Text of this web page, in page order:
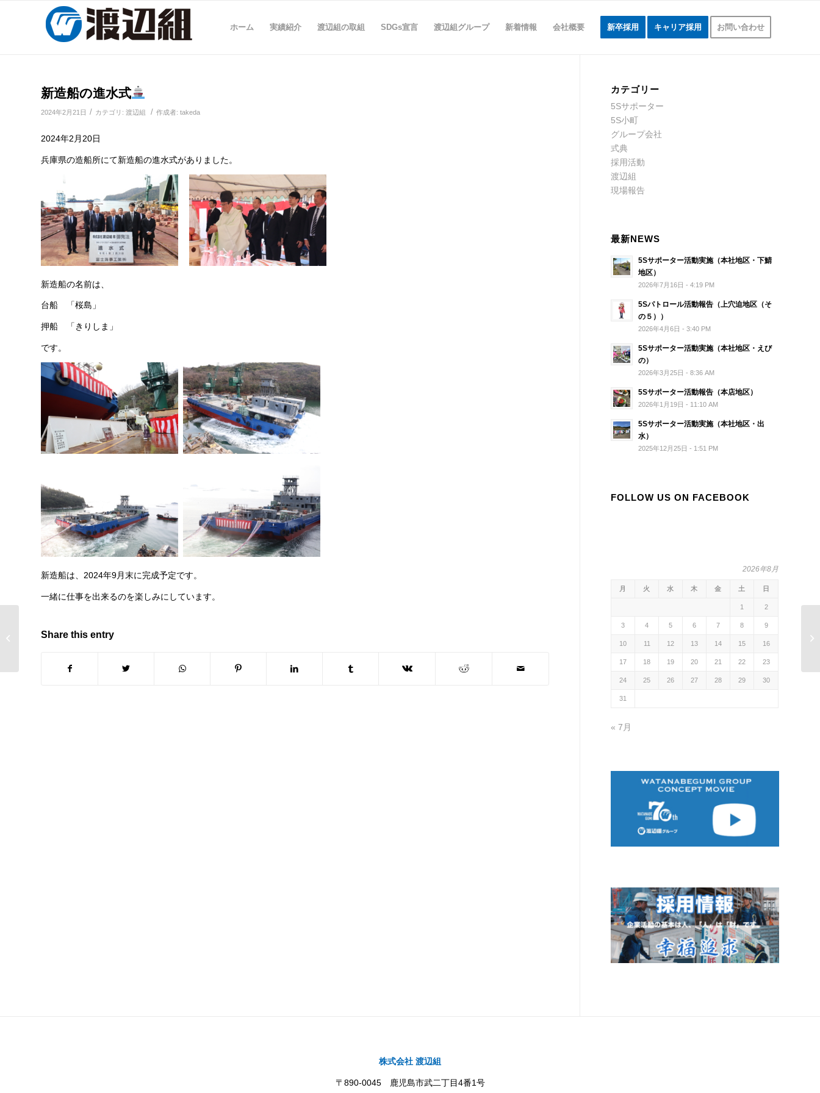
ホーム 実績紹介 渡辺組の取組 SDGs宣言 渡辺組グループ 新着情報 会社概要 新卒採用 キャリア採用 お問い合わせ
新造船の進水式
2024年2月21日 / カテゴリ: 渡辺組 / 作成者: takeda
2024年2月20日
兵庫県の造船所にて新造船の進水式がありました。
新造船の名前は、
台船 「桜島」
押船 「きりしま」
です。
新造船は、2024年9月末に完成予定です。
一緒に仕事を出来るのを楽しみにしています。
Share this entry
カテゴリー
5Sサポーター
5S小町
グループ会社
式典
採用活動
渡辺組
現場報告
最新NEWS
5Sサポーター活動実施（本社地区・下鯖
地区）
2026年7月16日 - 4:19 PM
5Sパトロール活動報告（上穴迫地区（そ
の５））
2026年4月6日 - 3:40 PM
5Sサポーター活動実施（本社地区・えび
の）
2026年3月25日 - 8:36 AM
5Sサポーター活動報告（本店地区）
2026年1月19日 - 11:10 AM
5Sサポーター活動実施（本社地区・出
水）
2025年12月25日 - 1:51 PM
FOLLOW US ON FACEBOOK
2026年8月
月 火 水 木 金 土 日
1 2
3 4 5 6 7 8 9
10 11 12 13 14 15 16
17 18 19 20 21 22 23
24 25 26 27 28 29 30
31
« 7月
株式会社 渡辺組
〒890-0045 鹿児島市武二丁目4番1号
5Sサポーター 2月活動